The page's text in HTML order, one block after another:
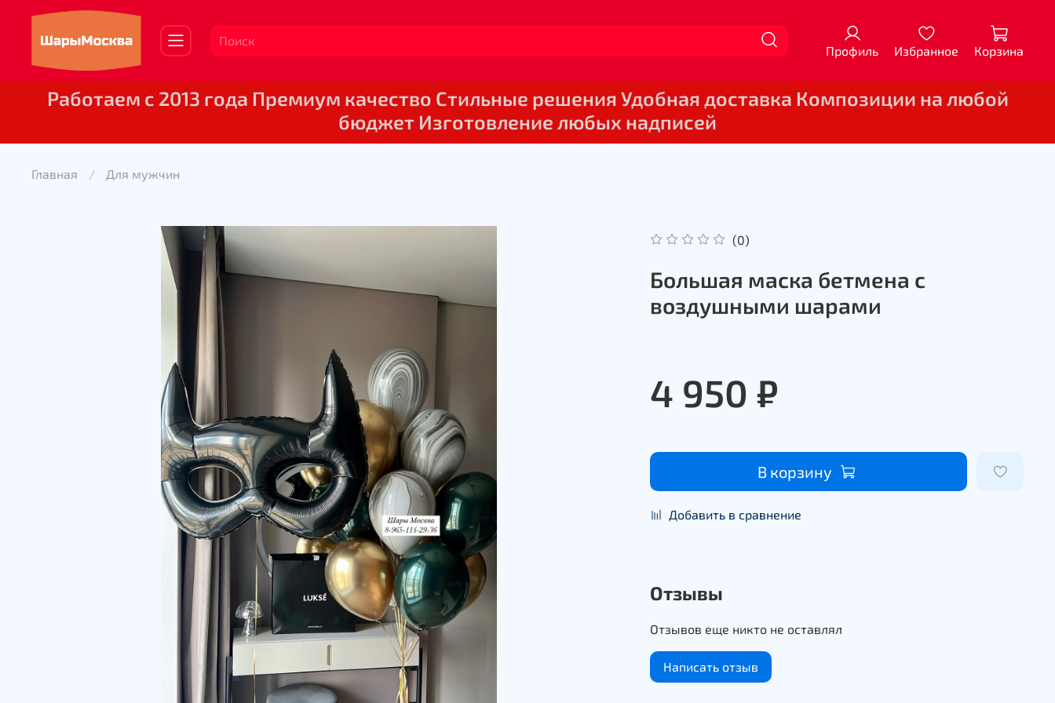
Профиль Избранное Корзина
Работаем с 2013 года Премиум качество Стильные решения Удобная доставка Композиции на любой
бюджет Изготовление любых надписей
Главная Для мужчин
(0)
Большая маска бетмена с
воздушными шарами
4 950 ₽
В корзину
Добавить в сравнение
Отзывы
Отзывов еще никто не оставлял
Написать отзыв